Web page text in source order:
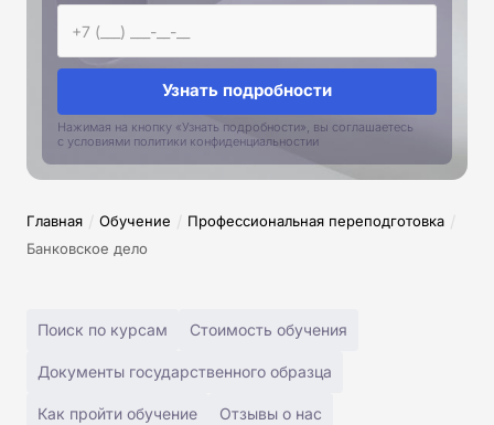
Узнать подробности
Нажимая на кнопку «Узнать подробности», вы соглашаетесь
с условиями политики конфиденциальностии
Главная / Обучение / Профессиональная переподготовка /
Банковское дело
Поиск по курсам Стоимость обучения
Документы государственного образца
Как пройти обучение Отзывы о нас